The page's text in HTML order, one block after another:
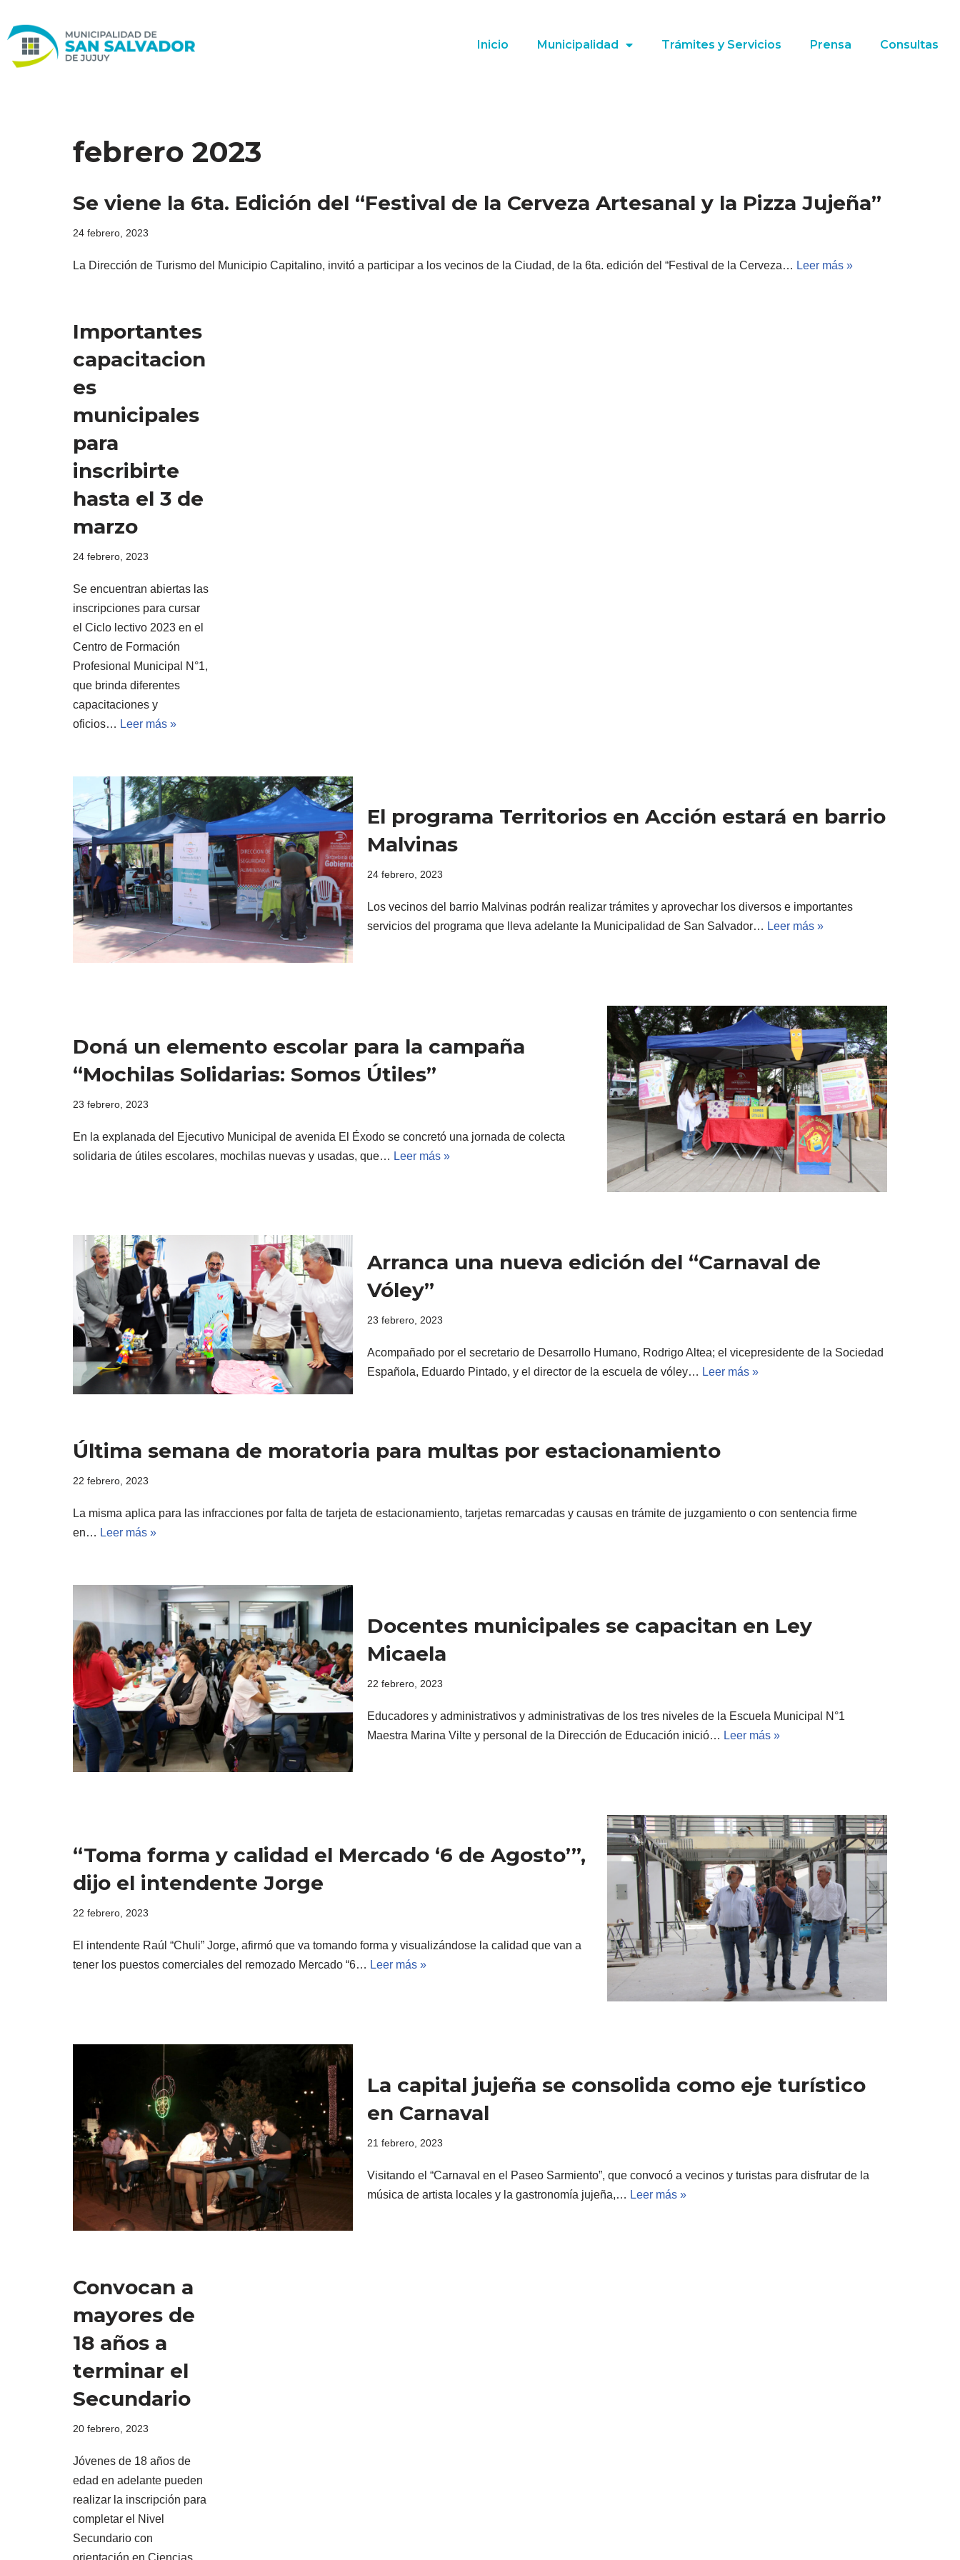
Ir
al
Inicio Municipalidad Trámites y Servicios Prensa Consultas
febrero 2023
Se viene la 6ta. Edición del “Festival de la Cerveza Artesanal y la Pizza Jujeña”
24 febrero, 2023
La Dirección de Turismo del Municipio Capitalino, invitó a participar a los vecinos de la Ciudad, de la 6ta. edición del “Festival de la Cerveza… Leer más »
Importantes
capacitacion
es
municipales
para
inscribirte
hasta el 3 de
marzo
24 febrero, 2023
Se encuentran abiertas las
inscripciones para cursar
el Ciclo lectivo 2023 en el
Centro de Formación
Profesional Municipal N°1,
que brinda diferentes
capacitaciones y
oficios… Leer más »
El programa Territorios en Acción estará en barrio
Malvinas
24 febrero, 2023
Los vecinos del barrio Malvinas podrán realizar trámites y aprovechar los diversos e importantes
servicios del programa que lleva adelante la Municipalidad de San Salvador… Leer más »
Doná un elemento escolar para la campaña
“Mochilas Solidarias: Somos Útiles”
23 febrero, 2023
En la explanada del Ejecutivo Municipal de avenida El Éxodo se concretó una jornada de colecta
solidaria de útiles escolares, mochilas nuevas y usadas, que… Leer más »
Arranca una nueva edición del “Carnaval de
Vóley”
23 febrero, 2023
Acompañado por el secretario de Desarrollo Humano, Rodrigo Altea; el vicepresidente de la Sociedad
Española, Eduardo Pintado, y el director de la escuela de vóley… Leer más »
Última semana de moratoria para multas por estacionamiento
22 febrero, 2023
La misma aplica para las infracciones por falta de tarjeta de estacionamiento, tarjetas remarcadas y causas en trámite de juzgamiento o con sentencia firme
en… Leer más »
Docentes municipales se capacitan en Ley
Micaela
22 febrero, 2023
Educadores y administrativos y administrativas de los tres niveles de la Escuela Municipal N°1
Maestra Marina Vilte y personal de la Dirección de Educación inició… Leer más »
“Toma forma y calidad el Mercado ‘6 de Agosto’”,
dijo el intendente Jorge
22 febrero, 2023
El intendente Raúl “Chuli” Jorge, afirmó que va tomando forma y visualizándose la calidad que van a
tener los puestos comerciales del remozado Mercado “6… Leer más »
La capital jujeña se consolida como eje turístico
en Carnaval
21 febrero, 2023
Visitando el “Carnaval en el Paseo Sarmiento”, que convocó a vecinos y turistas para disfrutar de la
música de artista locales y la gastronomía jujeña,… Leer más »
Convocan a
mayores de
18 años a
terminar el
Secundario
20 febrero, 2023
Jóvenes de 18 años de
edad en adelante pueden
realizar la inscripción para
completar el Nivel
Secundario con